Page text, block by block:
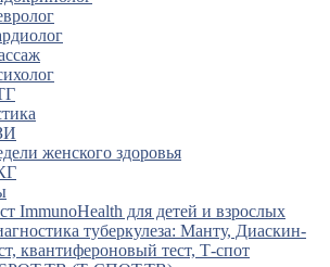
женского здоровья
ImmunoHealth для детей и взрослых
туберкулеза: Манту, Диаскин-
квантифероновый тест, Т-спот